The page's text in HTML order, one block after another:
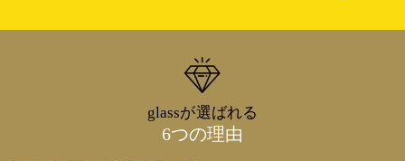
glassが選ばれる
6つの理由